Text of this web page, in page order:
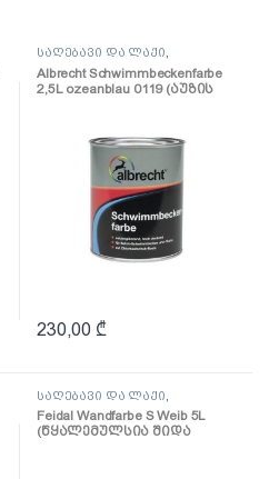
საღებავი და ლაქი
Albrecht Schwimmbeckenfarbe
2,5L ozeanblau 0119 (აუზის
230,00 ₾
საღებავი და ლაქი
საღებავი
Feidal Wandfarbe S Weib 5L
(წყალემულსია შიდა